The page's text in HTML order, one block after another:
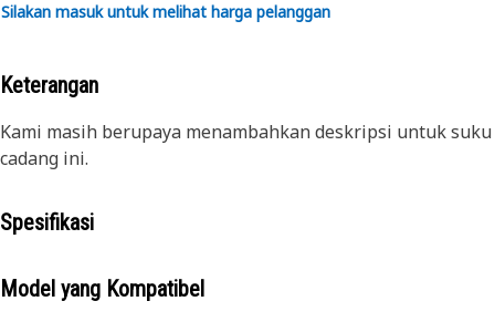
Silakan masuk untuk melihat harga pelanggan
Keterangan
Kami masih berupaya menambahkan deskripsi untuk suku
cadang ini.
Spesifikasi
Model yang Kompatibel